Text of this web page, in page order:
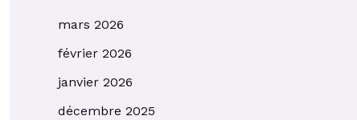
mars 2026
février 2026
janvier 2026
décembre 2025